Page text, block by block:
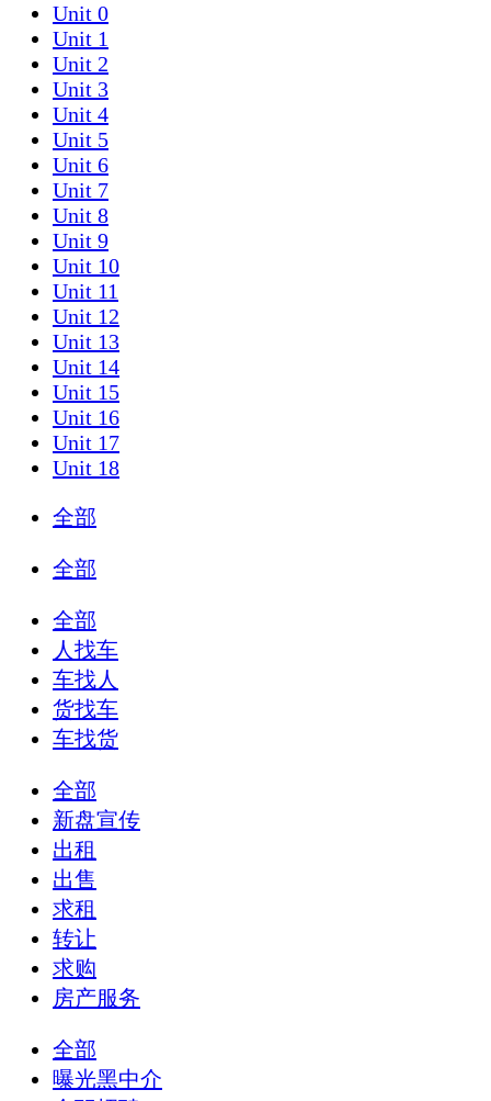
Unit 0
Unit 1
Unit 2
Unit 3
Unit 4
Unit 5
Unit 6
Unit 7
Unit 8
Unit 9
Unit 10
Unit 11
Unit 12
Unit 13
Unit 14
Unit 15
Unit 16
Unit 17
Unit 18
全部
全部
全部
人找车
车找人
货找车
车找货
全部
新盘宣传
出租
出售
求租
转让
求购
房产服务
全部
曝光黑中介